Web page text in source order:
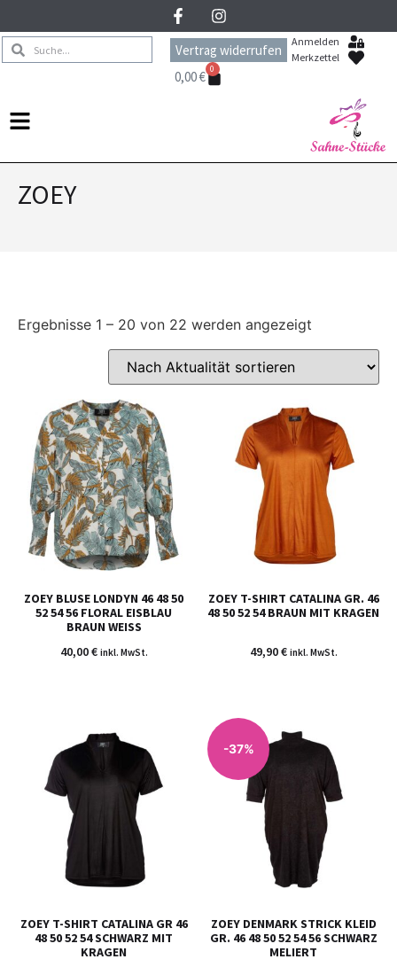
Vertrag widerrufen
Anmelden
Merkzettel
0,00€ 0
ZOEY
Ergebnisse 1 – 20 von 22 werden angezeigt
ZOEY BLUSE LONDYN 46 48 50
52 54 56 FLORAL EISBLAU
BRAUN WEISS
40,00€ inkl. MwSt.
ZOEY T-SHIRT CATALINA GR. 46
48 50 52 54 BRAUN MIT KRAGEN
49,90€ inkl. MwSt.
ZOEY T-SHIRT CATALINA GR 46
48 50 52 54 SCHWARZ MIT
KRAGEN
-37%
ZOEY DENMARK STRICK KLEID
GR. 46 48 50 52 54 56 SCHWARZ
MELIERT